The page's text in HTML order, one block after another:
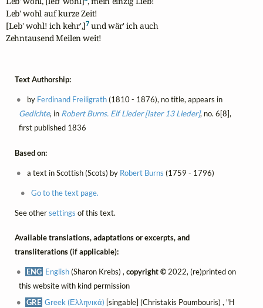
Leb' wohl auf kurze Zeit!
[Leb' wohl! ich kehr',]7 und wär' ich auch
Zehntausend Meilen weit!
Text Authorship:
by Ferdinand Freiligrath(1810 - 1876), no title, appears in
Gedichte, in Robert Burns. Elf Lieder [later 13 Lieder], no. 6[8],
first published 1836
Based on:
a text in Scottish (Scots) by Robert Burns (1759 - 1796)
Go to the text page.
See othersettings of this text.
Available translations, adaptations or excerpts, and
transliterations (if applicable):
ENG English(Sharon Krebs) ,copyright ©2022, (re)printed on
this website with kind permission
GRE Greek (Ελληνικά) [singable] (Christakis Poumbouris) , "Η